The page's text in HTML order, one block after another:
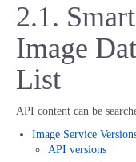
ネットワーク
モニタリング/
クラウド/サー
IoT
料金シミュレ
クラウド/サー
ご利用開始ガイド
■ 管理機能
- 管理機能
- バックアップ
故障/メンテナンス情
2.1.
Image
List
API content can be
Image Service
API versions